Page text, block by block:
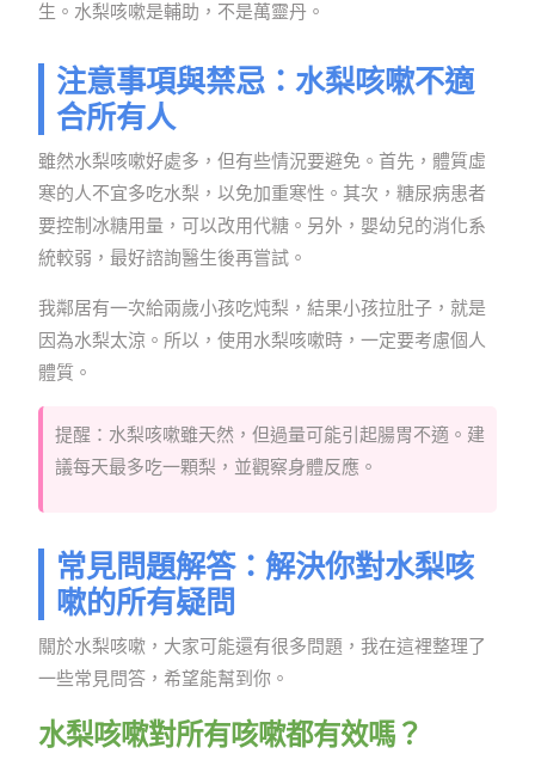
生。水梨咳嗽是輔助，不是萬靈丹。
注意事項與禁忌：水梨咳嗽不適
合所有人
雖然水梨咳嗽好處多，但有些情況要避免。首先，體質虛
寒的人不宜多吃水梨，以免加重寒性。其次，糖尿病患者
要控制冰糖用量，可以改用代糖。另外，嬰幼兒的消化系
統較弱，最好諮詢醫生後再嘗試。
我鄰居有一次給兩歲小孩吃炖梨，結果小孩拉肚子，就是
因為水梨太涼。所以，使用水梨咳嗽時，一定要考慮個人
體質。
提醒：水梨咳嗽雖天然，但過量可能引起腸胃不適。建
議每天最多吃一顆梨，並觀察身體反應。
常見問題解答：解決你對水梨咳
嗽的所有疑問
關於水梨咳嗽，大家可能還有很多問題，我在這裡整理了
一些常見問答，希望能幫到你。
水梨咳嗽對所有咳嗽都有效嗎？